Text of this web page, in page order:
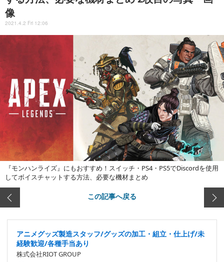
像
2021.4.2 Fri 12:06
『モンハンライズ』にもおすすめ！スイッチ・PS4・PS5でDiscordを使用
してボイスチャットする方法、必要な機材まとめ
この記事へ戻る
アニメグッズ製造スタッフ/グッズの加工・組立・仕上げ/未
経験歓迎/各種手当あり
株式会社RIOT GROUP